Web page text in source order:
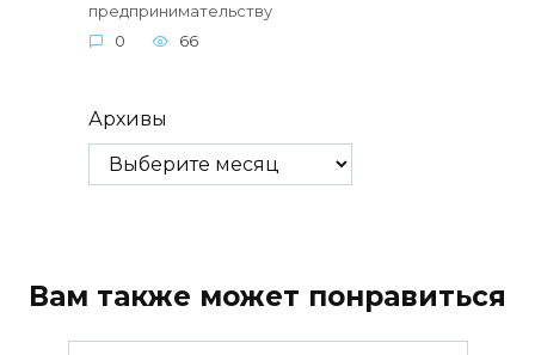
предпринимательству
0
66
Архивы
Вам также может понравиться